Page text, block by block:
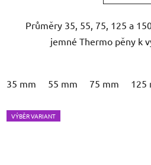
Průměry 35, 55, 75, 125 a
jemné Thermo pěny k
35 mm 55 mm 75 mm 125
VÝBĚR VARIANT